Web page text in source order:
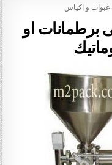
برطمانات او